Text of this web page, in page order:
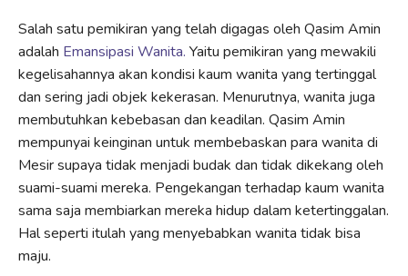
Salah satu pemikiran yang telah digagas oleh Qasim Amin
adalah Emansipasi Wanita. Yaitu pemikiran yang mewakili
kegelisahannya akan kondisi kaum wanita yang tertinggal
dan sering jadi objek kekerasan. Menurutnya, wanita juga
membutuhkan kebebasan dan keadilan. Qasim Amin
mempunyai keinginan untuk membebaskan para wanita di
Mesir supaya tidak menjadi budak dan tidak dikekang oleh
suami-suami mereka. Pengekangan terhadap kaum wanita
sama saja membiarkan mereka hidup dalam ketertinggalan.
Hal seperti itulah yang menyebabkan wanita tidak bisa
maju.